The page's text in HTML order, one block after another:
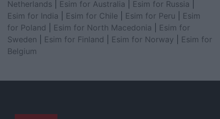
Netherlands
Esim for Australia Esim for Russia
Esim for India
Esim for Chile Esim for Peru
Esim
for Poland
Esim for North Macedonia
Esim for
Sweden
Esim for Finland Esim for Norway
Esim for
Belgium